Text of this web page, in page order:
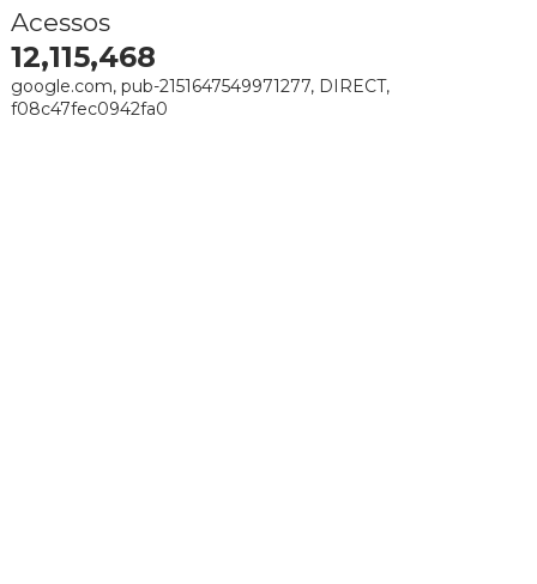
Acessos
12,115,468
google.com, pub-2151647549971277, DIRECT,
f08c47fec0942fa0